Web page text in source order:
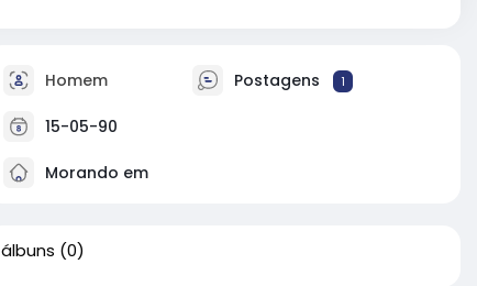
Homem Postagens 1
15-05-90
Morando em
álbuns (0)